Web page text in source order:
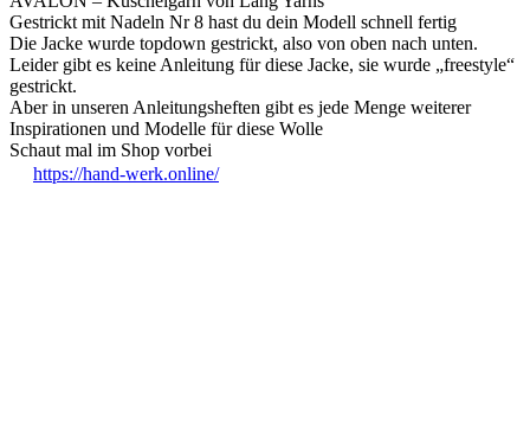
Gestrickt mit Nadeln Nr 8 hast du dein Modell schnell fertig
Die Jacke wurde topdown gestrickt, also von oben nach unten.
Leider gibt es keine Anleitung für diese Jacke, sie wurde „freestyle“
gestrickt.
Aber in unseren Anleitungsheften gibt es jede Menge weiterer
Inspirationen und Modelle für diese Wolle
Schaut mal im Shop vorbei
https://hand-werk.online/